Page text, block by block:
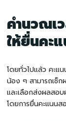
คำนวณเ
ให้ยื่นคะ
โดยทั่วไปแล้ว คะแ
น้อง ๆ สามารถเช็
และเลือกส่งผลสอ
โดยการยื่นคะแนน